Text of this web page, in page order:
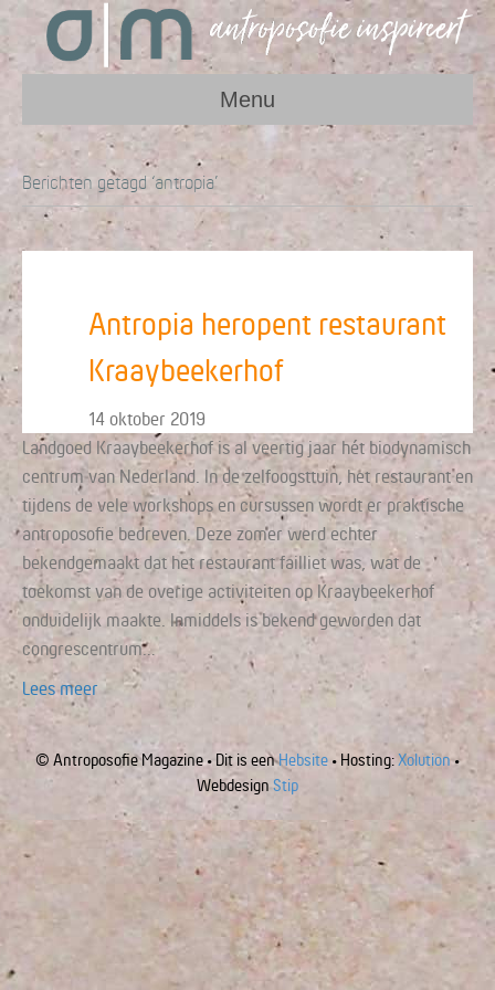
Menu
Berichten getagd ‘antropia’
Antropia heropent restaurant
Kraaybeekerhof
14 oktober 2019
Landgoed Kraaybeekerhof is al veertig jaar hét biodynamisch
centrum van Nederland. In de zelfoogsttuin, het restaurant en
tijdens de vele workshops en cursussen wordt er praktische
antroposofie bedreven. Deze zomer werd echter
bekendgemaakt dat het restaurant failliet was, wat de
toekomst van de overige activiteiten op Kraaybeekerhof
onduidelijk maakte. Inmiddels is bekend geworden dat
congrescentrum…
Lees meer
© Antroposofie Magazine • Dit is eenHebsite • Hosting:Xolution•
Webdesign Stip